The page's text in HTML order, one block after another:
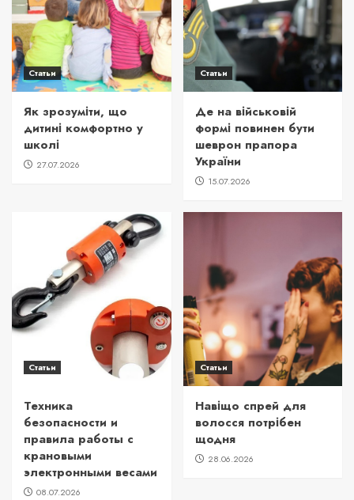
Статьи
Як зрозуміти, що
дитині комфортно у
школі
27.07.2026
Статьи
Де на військовій
формі повинен бути
шеврон прапора
України
15.07.2026
Статьи
Техника
безопасности и
правила работы с
крановыми
электронными весами
08.07.2026
Статьи
Навіщо спрей для
волосся потрібен
щодня
28.06.2026